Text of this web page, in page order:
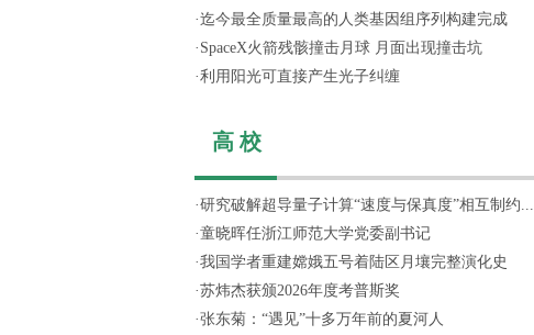
·迄今最全质量最高的人类基因组序列构建完成
· SpaceX火箭残骸撞击月球 月面出现撞击坑
·利用阳光可直接产生光子纠缠
高 校
·研究破解超导量子计算“速度与保真度”相互制约...
·童晓晖任浙江师范大学党委副书记
·我国学者重建嫦娥五号着陆区月壤完整演化史
·苏炜杰获颁2026年度考普斯奖
·张东菊：“遇见”十多万年前的夏河人